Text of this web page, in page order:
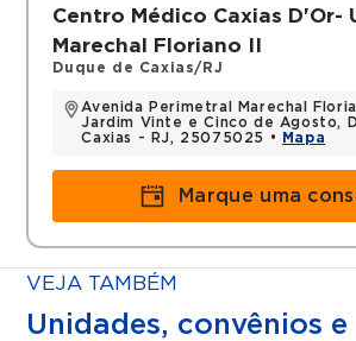
Centro Médico Caxias D'Or-
Marechal Floriano II
Duque de Caxias/RJ
Avenida Perimetral Marechal
Jardim Vinte e Cinco de Agosto,
Caxias - RJ, 25075025 •
Mapa
Marque uma
VEJA TAMBÉM
Unidades, convênios e